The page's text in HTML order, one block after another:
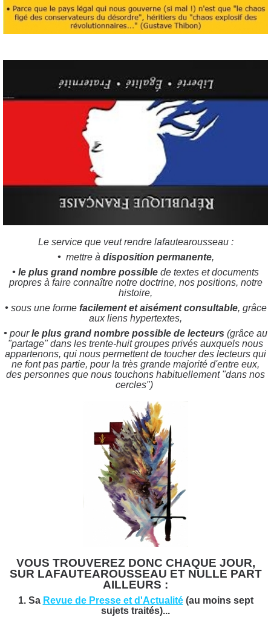
Le service que veut rendre lafautearousseau :
• mettre à disposition permanente,
• le plus grand nombre possible de textes et documents
propres à faire connaître notre doctrine, nos positions, notre
histoire,
•sous une forme facilement et aisément consultable, grâce
aux liens hypertextes,
• pourle plus grand nombre possible de lecteurs (grâce au
"partage" dans les trente-huit groupes privés auxquels nous
appartenons, qui nous permettent de toucherdes lecteurs qui
ne font pas partie, pour la très grande majorité d'entre eux,
des personnes que nous touchons habituellement "dans nos
cercles")
VOUS TROUVEREZ DONC CHAQUE JOUR,
SUR LAFAUTEAROUSSEAU ET NULLE PART
AILLEURS :
1. Sa Revue de Presse et d'Actualité(au moins sept
sujets traités)...